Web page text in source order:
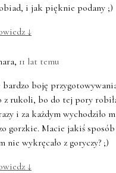
i jak pięknie podany ;)
↓
, 11 lat temu
bardzo boję
z rukoli, bo do tej pory
i za każdym wychodziło
gorzkie. Macie jakiś
nie wykręcało z goryczy? ;)
↓